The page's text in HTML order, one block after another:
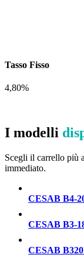
Tasso Fisso
4,80%
I modelli
Scegli il carrello più
immediato.
CESAB B4-
CESAB B3-
CESAB